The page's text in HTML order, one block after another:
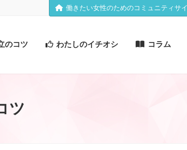
働きたい女性のためのコミュニティサ
のコツ わたしのイチオシ コラム
ツ